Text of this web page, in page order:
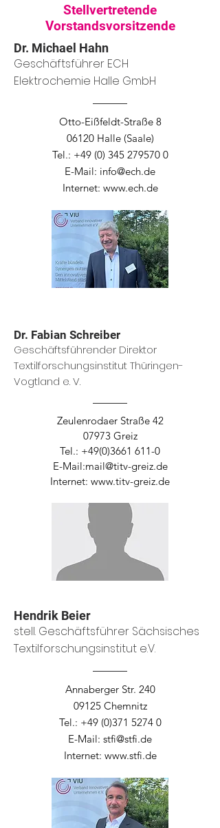
Stellvertretende
Vorstandsvorsitzende
Dr. Michael Hahn
Geschäftsführer ECH
Elektrochemie Halle GmbH
Otto-Eißfeldt-Straße 8
06120 Halle (Saale)
Tel.: +49 (0) 345 279570 0
E-Mail: info@ech.de
Internet: www.ech.de
Dr. Fabian Schreiber
Geschäftsführender Direktor
Textilforschungsinstitut Thüringen-
Vogtland e. V.
Zeulenrodaer Straße 42
07973 Greiz
Tel.: +49(0)3661 611-0
E-Mail:mail@titv-greiz.de
Internet: www.titv-greiz.de
Hendrik Beier
stell. Geschäftsführer Sächsisches
Textilforschungsinstitut e.V.
Annaberger Str. 240
09125 Chemnitz
Tel.: +49 (0)371 5274 0
E-Mail: stfi@stfi.de
Internet: www.stfi.de